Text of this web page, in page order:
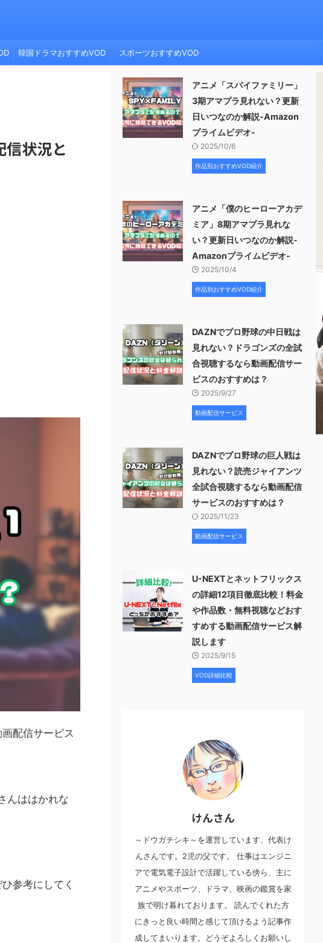
韓国ドラマおすすめVOD スポーツおすすめVOD
状況と
配信サービス
んははかれな
参考にしてく
アニメ「スパイファミリー」
3期アマプラ見れない？更新
日いつなのか解説-Amazon
プライムビデオ-
2025/10/6
作品別おすすめVOD紹介
アニメ「僕のヒーローアカデ
ミア」8期アマプラ見れな
い？更新日いつなのか解説-
Amazonプライムビデオ-
2025/10/4
作品別おすすめVOD紹介
DAZNでプロ野球の中日戦は
見れない？ドラゴンズの全試
合視聴するなら動画配信サー
ビスのおすすめは？
2025/9/27
動画配信サービス
DAZNでプロ野球の巨人戦は
見れない？読売ジャイアンツ
全試合視聴するなら動画配信
サービスのおすすめは？
2025/11/23
動画配信サービス
U-NEXTとネットフリックス
の詳細12項目徹底比較！料金
や作品数・無料視聴などおす
すめする動画配信サービス解
説します
2025/9/15
VOD詳細比較
けんさん
～ドウガチシキ～を運営しています、代表け
んさんです。2児の父です。 仕事はエンジニ
アで電気電子設計で活躍している傍ら、主に
アニメやスポーツ、ドラマ、映画の鑑賞を家
族で明け暮れております。 読んでくれた方
にきっと良い時間と感じて頂けるよう記事作
成してまいります。どうぞよろしくお願いし